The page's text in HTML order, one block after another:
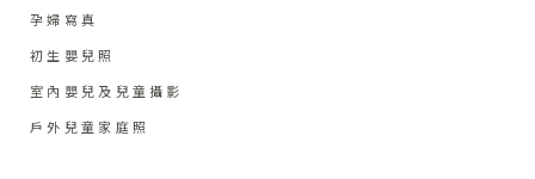
孕婦寫真
初生嬰兒照
室內嬰兒及兒童攝影
戶外兒童家庭照